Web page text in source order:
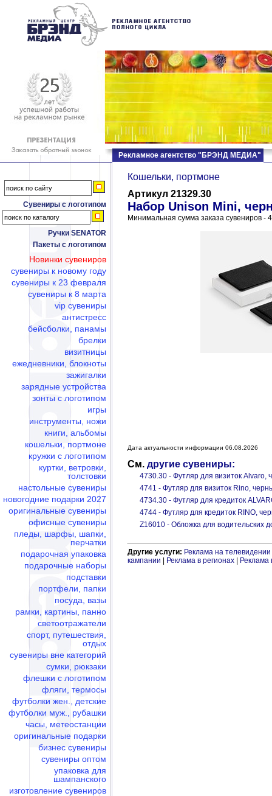
Сувениры с логотипом
Ручки SENATOR
Пакеты с логотипом
Новинки сувениров
сувениры к новому году
сувениры к 23 февраля
сувениры к 8 марта
vip сувениры
антистресс
бейсболки, панамы
брелки
визитницы
ежедневники, блокноты
зажигалки
зарядные устройства
зонты с логотипом
игры
инструменты, ножи
книги, альбомы
кошельки, портмоне
кружки с логотипом
куртки, ветровки,
толстовки
настольные сувениры
новогодние подарки 2027
оригинальные сувениры
офисные сувениры
пледы, шарфы, шапки,
перчатки
подарочная упаковка
подарочные наборы
подставки
портфели, папки
посуда, вазы
рамки, картины, панно
светоотражатели
спорт, путешествия,
отдых
сувениры вне категорий
сумки, рюкзаки
флешки c логотипом
фляги, термосы
футболки жен., детские
футболки муж., рубашки
часы, метеостанции
оригинальные подарки
бизнес сувениры
сувениры оптом
упаковка для
шампанского
изготовление сувениров
Рекламное агентство "БРЭНД МЕДИА"
Кошельки, портмоне
Артикул 21329.30
Набор Unison Mini,
Минимальная сумма заказа сувениров -
Дата актуальности информации 06.08.2026
См. другие сувениры:
4730.30 - Футляр для визиток Alvaro,
4741 - Футляр для визиток Rino,
4734.30 - Футляр для кредиток
4744 - Футляр для кредиток RINO,
Z16010 - Обложка для водительских
Другие услуги: Реклама на телевидении
кампании
Реклама в регионах Реклама